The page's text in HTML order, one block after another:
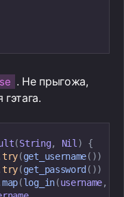
. Не прыгожа,
(String, Nil )
{
try(get_username( ))
try(get_password ( ))
map(log_in(username,